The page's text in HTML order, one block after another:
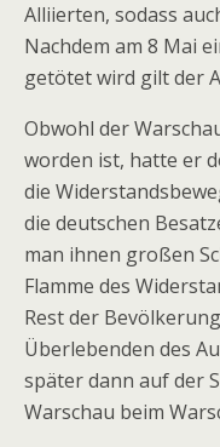
Alliierten, sodass
Nachdem am 8 Mai
getötet wird gilt der
Obwohl der
worden ist, hatte er
die
die deutschen
man ihnen großen
Flamme des
Rest der
Überlebenden des
später dann auf der
Warschau beim